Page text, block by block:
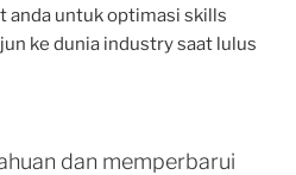
anda untuk optimasi skills
ke dunia industry saat lulus
dan memperbarui